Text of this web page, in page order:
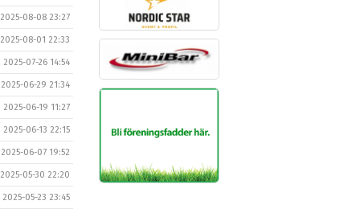
2025-08-08 23:27
2025-08-01 22:33
2025-07-26 14:54
2025-06-29 21:34
2025-06-19 11:27
2025-06-13 22:15
2025-06-07 19:52
2025-05-30 22:20
2025-05-23 23:45